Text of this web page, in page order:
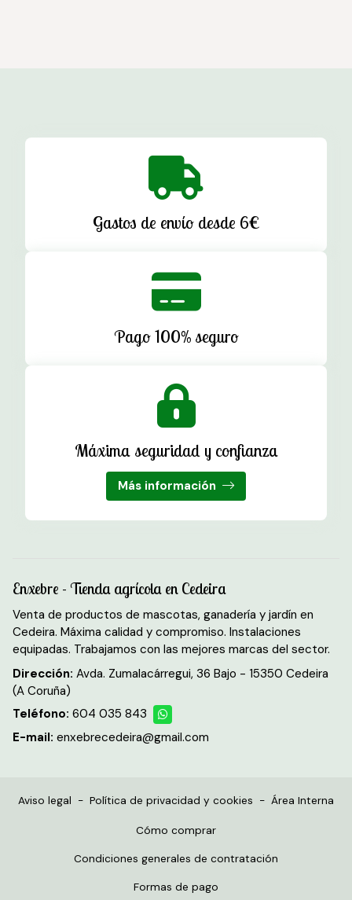
Gastos de envío desde 6€
Pago 100% seguro
Máxima seguridad y confianza
Más información
Enxebre - Tienda agrícola en Cedeira
Venta de productos de mascotas, ganadería y jardín en
Cedeira. Máxima calidad y compromiso. Instalaciones
equipadas. Trabajamos con las mejores marcas del sector.
Dirección: Avda. Zumalacárregui, 36 Bajo - 15350 Cedeira
(A Coruña)
Teléfono: 604 035 843
E-mail: enxebrecedeira@gmail.com
Aviso legal - Política de privacidad y cookies - Área Interna
Cómo comprar
Condiciones generales de contratación
Formas de pago